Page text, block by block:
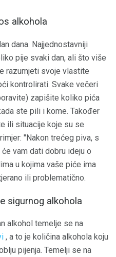
alkohola
dana. Najjednostavniji
pije svaki dan, ali što više
razumjeti svoje vlastite
kontrolirati. Svake večeri
zapišite koliko pića
ste pili i kome. Također
ili situacije koje su se
"Nakon trećeg piva, s
vam dati dobru ideju o
u kojima vaše piće ima
ili problematično.
sigurnog alkohola
alkohol temelje se na
, a to je količina alkohola koju
pijenja. Temelji se na